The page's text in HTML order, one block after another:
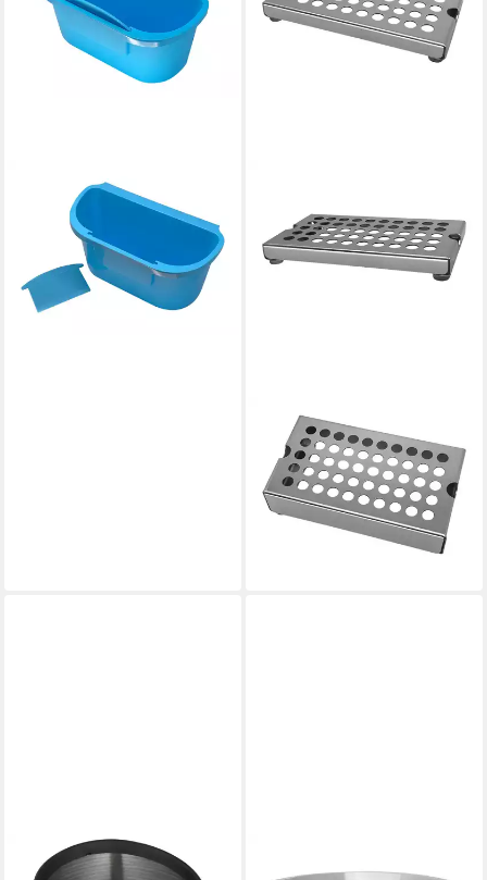
SCARLET ESPRESSO
Biomülleimer, scarlet kitchen
Auffangschale »Grande«
Schaber Küchenabfälle
Einhängen
11,99 €
SCARLET ESPRESSO
Küchenmaschinen Zubehör-
Set, scarlet espresso
Tassenerhöhung »Alto«
Edelstahl Siebträger Barista